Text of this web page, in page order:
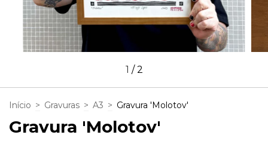
1 /2
Início > Gravuras > A3 > Gravura 'Molotov'
Gravura 'Molotov'